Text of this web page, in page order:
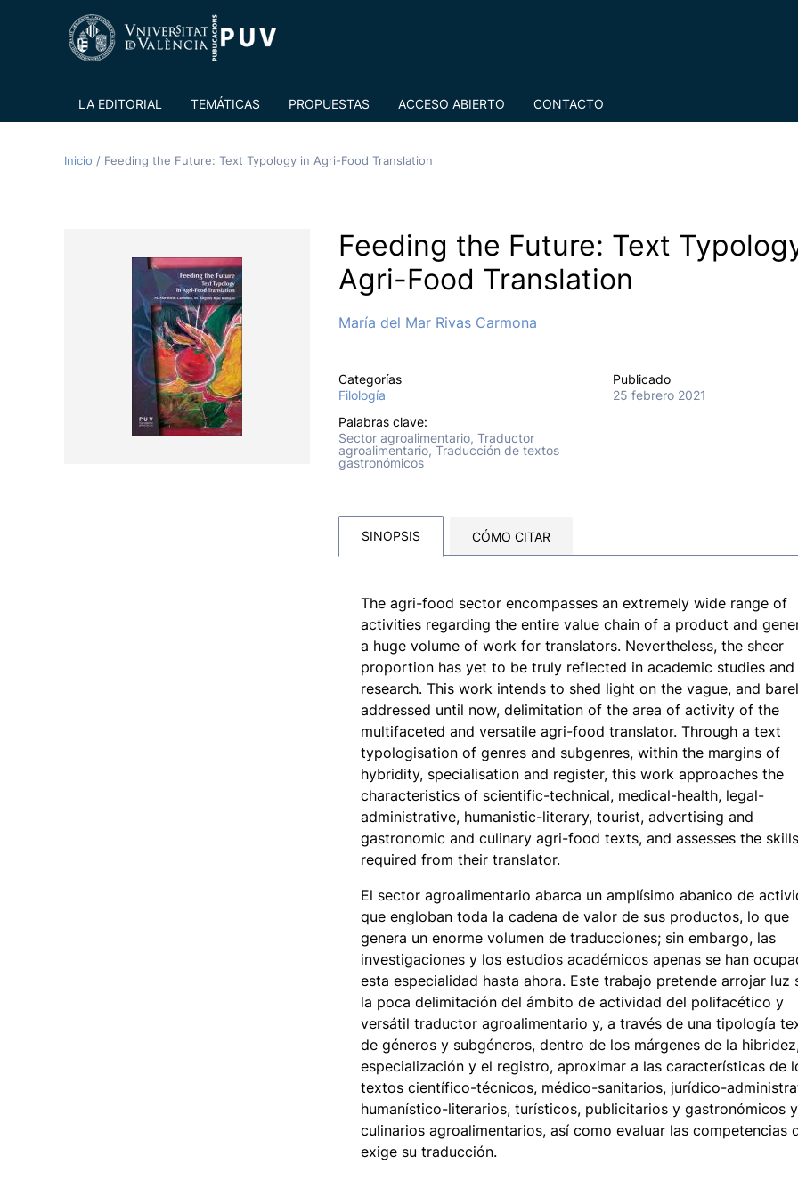
LA EDITORIAL TEMÁTICAS PROPUESTAS ACCESO ABIERTO CONTACTO
Inicio / Feeding the Future: Text Typology in Agri-Food Translation
Feeding the Future: Text
Agri-Food Translation
María del Mar Rivas Carmona
Categorías
Filología
Palabras clave:
Sector agroalimentario, Traductor
agroalimentario, Traducción de textos
gastronómicos
Publicado
25 febrero 2021
SINOPSIS CÓMO CITAR
The agri-food sector encompasses an extremely wide range of
activities regarding the entire value chain of a product and
a huge volume of work for translators. Nevertheless, the sheer
proportion has yet to be truly reflected in academic studies and
research. This work intends to shed light on the vague, and
addressed until now, delimitation of the area of activity of the
multifaceted and versatile agri-food translator. Through a text
typologisation of genres and subgenres, within the margins of
hybridity, specialisation and register, this work approaches the
characteristics of scientific-technical, medical-health, legal-
administrative, humanistic-literary, tourist, advertising and
gastronomic and culinary agri-food texts, and assesses the skills
required from their translator.
El sector agroalimentario abarca un amplísimo abanico de
que engloban toda la cadena de valor de sus productos, lo que
genera un enorme volumen de traducciones; sin embargo, las
investigaciones y los estudios académicos apenas se han
esta especialidad hasta ahora. Este trabajo pretende arrojar luz
la poca delimitación del ámbito de actividad del polifacético y
versátil traductor agroalimentario y, a través de una tipología
de géneros y subgéneros, dentro de los márgenes de la
especialización y el registro, aproximar a las características de
textos científico-técnicos, médico-sanitarios, jurídico-
humanístico-literarios, turísticos, publicitarios y gastronómicos y
culinarios agroalimentarios, así como evaluar las competencias
exige su traducción.